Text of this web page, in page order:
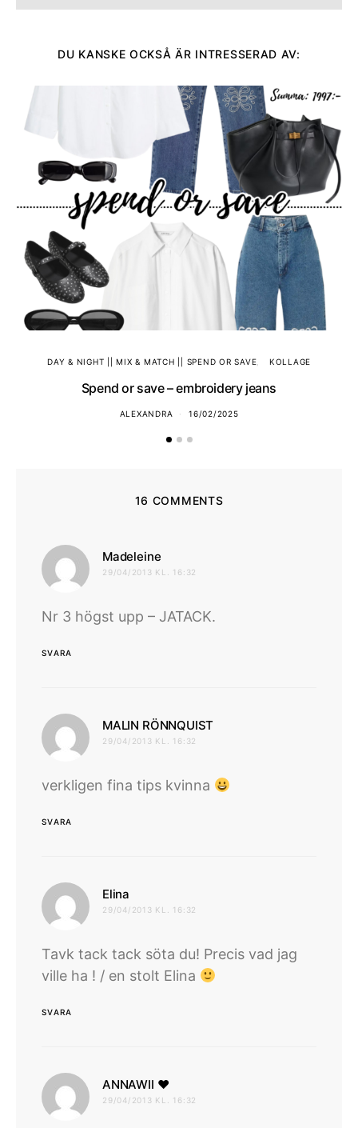
DU KANSKE OCKSÅ ÄR INTRESSERAD AV:
DAY & NIGHT || MIX & MATCH || SPEND OR SAVE KOLLAGE
Spend or save – embroidery jeans
ALEXANDRA 16/02/2025
16 COMMENTS
Madeleine
29/04/2013 KL. 16:32
Nr 3 högst upp – JATACK.
SVARA
MALIN RÖNNQUIST
29/04/2013 KL. 16:32
verkligen fina tips kvinna
SVARA
Elina
29/04/2013 KL. 16:32
Tavk tack tack söta du! Precis vad jag
ville ha ! / en stolt Elina
SVARA
ANNAWII ♥
29/04/2013 KL. 16:32